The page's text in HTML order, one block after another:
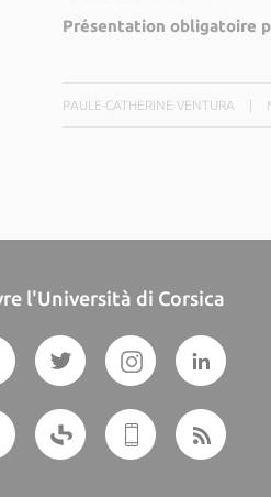
Présentation obligatoire
PAULE-CATHERINE VENTURA
l'Università di Corsica